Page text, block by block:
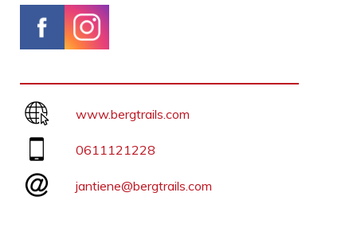
www.bergtrails.com
0611121228
jantiene@bergtrails.com